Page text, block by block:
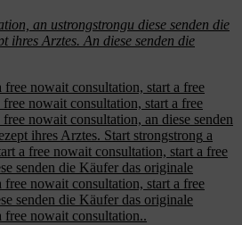
an ustrongstrongu diese senden die
ihres Arztes. An diese senden die
free nowait consultation, start a free
nowait consultation, start a free
nowait consultation, an diese senden
ihres Arztes. Start strongstrong a
a free nowait consultation, start a free
senden die Käufer das originale
free nowait consultation, start a free
senden die Käufer das originale
free nowait consultation..